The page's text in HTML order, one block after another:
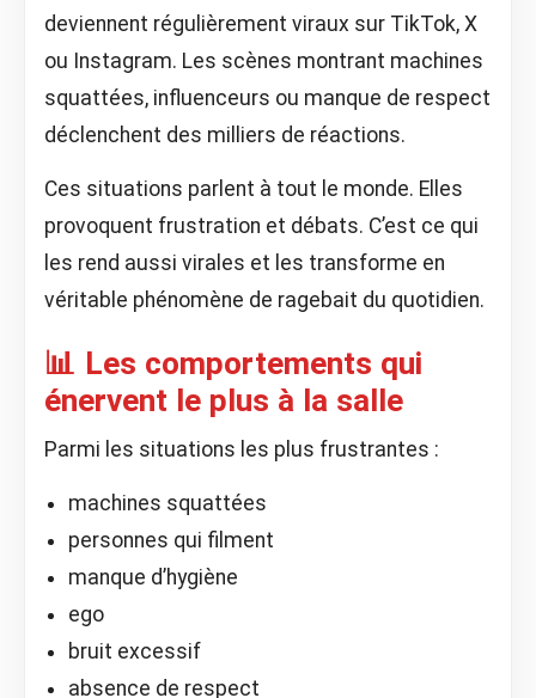
deviennent régulièrement viraux sur TikTok, X
ou Instagram. Les scènes montrant machines
squattées, influenceurs ou manque de respect
déclenchent des milliers de réactions.
Ces situations parlent à tout le monde. Elles
provoquent frustration et débats. C’est ce qui
les rend aussi virales et les transforme en
véritable phénomène de ragebait du quotidien.
📊 Les comportements qui
énervent le plus à la salle
Parmi les situations les plus frustrantes :
machines squattées
personnes qui filment
manque d’hygiène
ego
bruit excessif
absence de respect